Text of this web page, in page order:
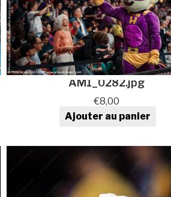
AM1_0282.jpg
€8,00
quantité de Photo de
Ajouter au panier